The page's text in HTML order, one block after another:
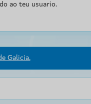
ao teu usuario.
Galicia.